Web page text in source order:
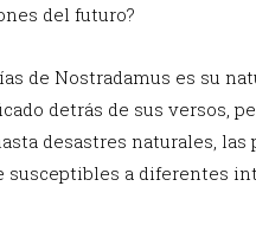
del futuro?
de Nostradamus es su
detrás de sus versos,
desastres naturales, las
susceptibles a diferentes